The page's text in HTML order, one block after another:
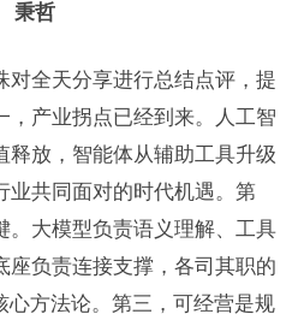
秉哲
对全天分享进行总结点评，提
，产业拐点已经到来。人工智
释放，智能体从辅助工具升级
业共同面对的时代机遇。第
。大模型负责语义理解、工具
座负责连接支撑，各司其职的
心方法论。第三，可经营是规